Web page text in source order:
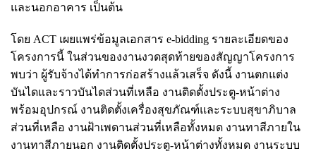
และนอกอาคาร เป็นต้น
โดย ACT เผยแพร่ข้อมูลเอกสาร e-bidding รายละเอียดของ
โครงการนี้ ในส่วนของงานงวดสุดท้ายของสัญญาโครงการ
พบว่า ผู้รับจ้างได้ทำการก่อสร้างแล้วเสร็จ ดังนี้ งานตกแต่ง
บันไดและราวบันไดส่วนที่เหลือ งานติดตั้งประตู-หน้าต่าง
พร้อมอุปกรณ์ งานติดตั้งเครื่องสุขภัณฑ์และระบบสุขาภิบาล
ส่วนที่เหลือ งานฝ้าเพดานส่วนที่เหลือทั้งหมด งานทาสีภายใน
งานทาสีภายนอก งานติดตั้งประตู-หน้าต่างทั้งหมด งานระบบ